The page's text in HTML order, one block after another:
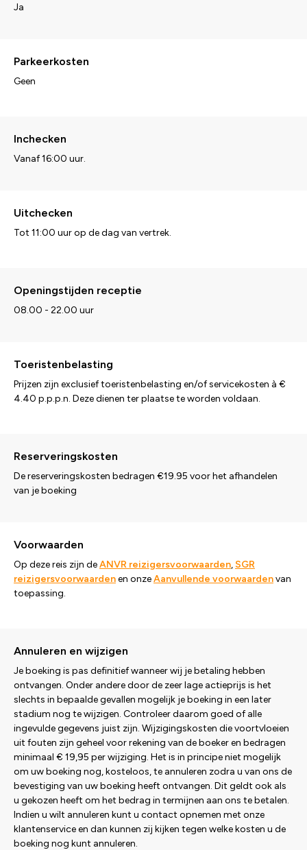
Ja
Parkeerkosten
Geen
Inchecken
Vanaf 16:00 uur.
Uitchecken
Tot 11:00 uur op de dag van vertrek.
Openingstijden receptie
08.00 - 22.00 uur
Toeristenbelasting
Prijzen zijn exclusief toeristenbelasting en/of servicekosten à €
4.40 p.p.p.n. Deze dienen ter plaatse te worden voldaan.
Reserveringskosten
De reserveringskosten bedragen €19.95 voor het afhandelen
van je boeking
Voorwaarden
Op deze reis zijn deANVR reizigersvoorwaarden, SGR
reizigersvoorwaardenen onzeAanvullende voorwaardenvan
toepassing.
Annuleren en wijzigen
Je boeking is pas definitief wanneer wij je betaling hebben
ontvangen. Onder andere door de zeer lage actieprijs is het
slechts in bepaalde gevallen mogelijk je boeking in een later
stadium nog te wijzigen. Controleer daarom goed of alle
ingevulde gegevens juist zijn. Wijzigingskosten die voortvloeien
uit fouten zijn geheel voor rekening van de boeker en bedragen
minimaal € 19,95 per wijziging. Het is in principe niet mogelijk
om uw boeking nog, kosteloos, te annuleren zodra u van ons de
bevestiging van uw boeking heeft ontvangen. Dit geldt ook als
u gekozen heeft om het bedrag in termijnen aan ons te betalen.
Indien u wilt annuleren kunt u contact opnemen met onze
klantenservice en dan kunnen zij kijken tegen welke kosten u de
boeking nog kunt annuleren.